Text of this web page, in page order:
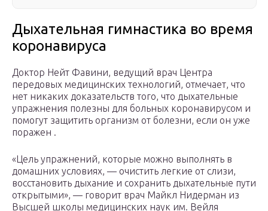
Дыхательная гимнастика во время
коронавируса
Доктор Нейт Фавини, ведущий врач Центра
передовых медицинских технологий, отмечает, что
нет никаких доказательств того, что дыхательные
упражнения полезны для больных коронавирусом и
помогут защитить организм от болезни, если он уже
поражен .
«Цель упражнений, которые можно выполнять в
домашних условиях, — очистить легкие от слизи,
восстановить дыхание и сохранить дыхательные пути
открытыми», — говорит врач Майкл Нидерман из
Высшей школы медицинских наук им. Вейля